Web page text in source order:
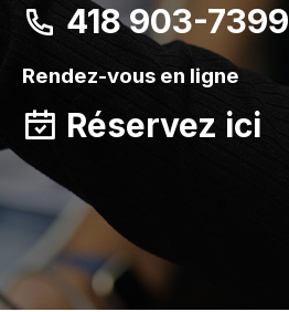
418 903-7399
Rendez-vous en ligne
Réservez ici